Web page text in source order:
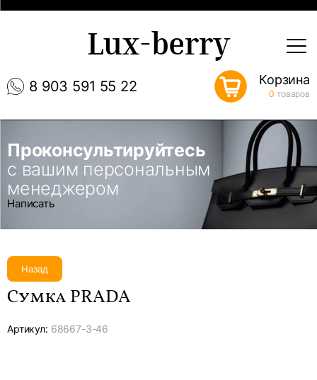
8 903 591 55 22
Lux-berry
Корзина
0 товаров
Проконсультируйтесь
с вашим персональным
менеджером
Написать
Назад
Сумка PRADA
Артикул: 68667-3-46